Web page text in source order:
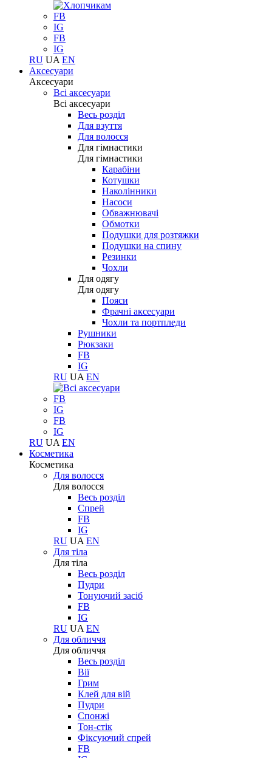
FB
IG
FB
IG
RU UA EN
Аксесуари
Аксесуари
Всі аксесуари
Всі аксесуари
Весь розділ
Для взуття
Для волосся
Для гімнастики
Для гімнастики
Карабіни
Котушки
Наколінники
Насоси
Обважнювачі
Обмотки
Подушки для розтяжки
Подушки на спину
Резинки
Чохли
Для одягу
Для одягу
Пояси
Фрачні аксесуари
Чохли та портпледи
Рушники
Рюкзаки
FB
IG
RU UA EN
FB
IG
FB
IG
RU UA EN
Косметика
Косметика
Для волосся
Для волосся
Весь розділ
Спрей
FB
IG
RU UA EN
Для тіла
Для тіла
Весь розділ
Пудри
Тонуючий засіб
FB
IG
RU UA EN
Для обличчя
Для обличчя
Весь розділ
Вії
Грим
Клей для вій
Пудри
Спонжі
Тон-стік
Фіксуючий спрей
FB